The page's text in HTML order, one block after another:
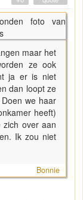
maar het
ze ook
ja er is niet
dan loopt ze
we haar
heeft)
over aan
Ik zou niet
Bonnie